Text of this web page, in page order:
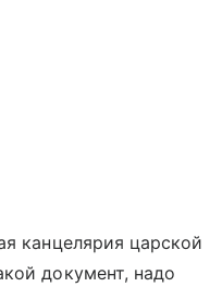
канцелярия царской
документ, надо